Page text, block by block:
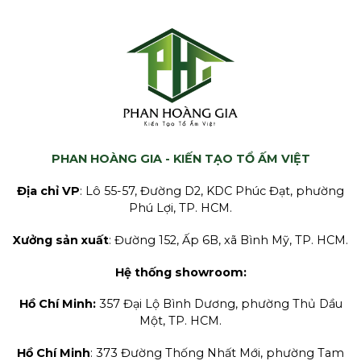
PHAN HOÀNG GIA - KIẾN TẠO TỔ ẤM VIỆT
Địa chỉ VP: Lô 55-57, Đường D2, KDC Phúc Đạt, phường
Phú Lợi, TP. HCM.
Xưởng sản xuất: Đường 152, Ấp 6B, xã Bình Mỹ, TP. HCM.
Hệ thống showroom:
Hồ Chí Minh:357 Đại Lộ Bình Dương, phường Thủ Dầu
Một, TP. HCM.
Hồ Chí Minh: 373 Đường Thống Nhất Mới, phường Tam